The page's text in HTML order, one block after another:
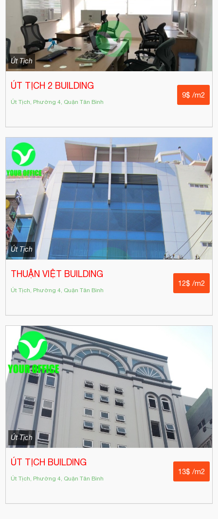
Út Tịch
ÚT TỊCH 2 BUILDING
Út Tịch, Phường 4, Quận Tân Bình
9$ /m2
Út Tịch
THUẬN VIỆT BUILDING
Út Tịch, Phường 4, Quận Tân Bình
12$ /m2
Út Tịch
ÚT TỊCH BUILDING
Út Tịch, Phường 4, Quận Tân Bình
13$ /m2